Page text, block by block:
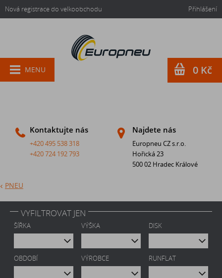
Nová registrace do velkoobchodu Přihlášení
Kontaktujte nás
+420 495 538 318
+420 724 192 793
Najdete nás
Europneu CZ s.r.o.
Hořická 23
500 02 Hradec Králové
MENU 0 Kč
PNEU
VYFILTROVAT JEN
ŠÍŘKA VÝŠKA DISK
OBDOBÍ VÝROBCE RUNFLAT